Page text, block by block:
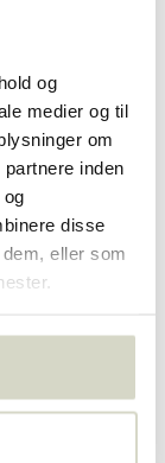
og
medier og til
om
inden
disse
eller som
box stearinlys